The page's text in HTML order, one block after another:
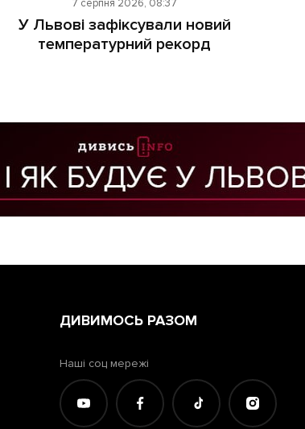
7 серпня 2026, 08:37
У Львові зафіксували новий
температурний рекорд
ДИВИМОСЬ РАЗОМ
Наші соц мережі